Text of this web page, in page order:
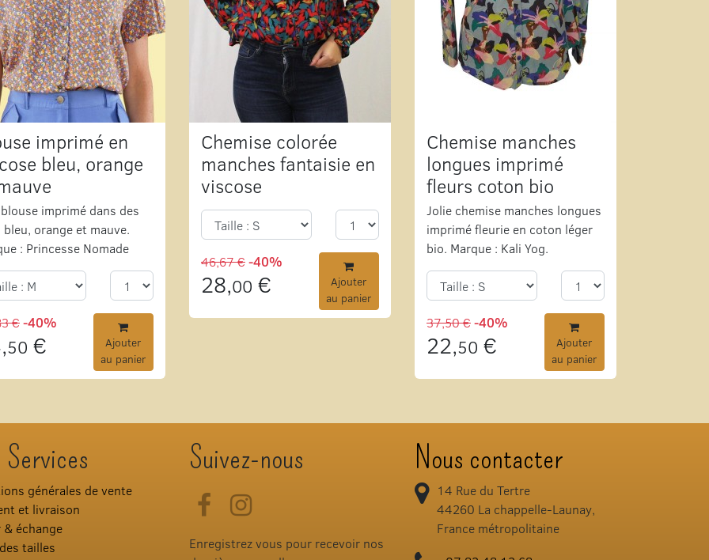
imprimé en
bleu, orange
imprimé dans des
orange et mauve.
: Princesse Nomade
€-40%
50 €
Ajouter
au panier
Chemise colorée
manches fantaisie en
viscose
46,67 €-40%
28,00 €
Ajouter
au panier
Chemise manches
longues imprimé
fleurs coton bio
Jolie chemise manches longues
imprimé fleurie en coton léger
bio. Marque : Kali Yog.
37,50 €-40%
22,50 €
Ajouter
au panier
générales de vente
et livraison
& échange
tailles
Suivez-nous
FacebookInstagram
Enregistrez vous pour recevoir nos
Nous contacter
14 Rue du Tertre
44260 La chappelle-Launay,
France métropolitaine